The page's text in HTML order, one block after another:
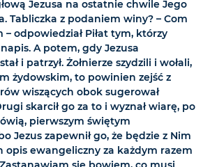
Jezusa na ostatnie chwile Jego
Tabliczka z podaniem winy? – Com
– odpowiedział Piłat tym, którzy
A potem, gdy Jezusa
i patrzył. Żołnierze szydzili i wołali,
żydowskim, to powinien zejść z
wiszących obok sugerował
skarcił go za to i wyznał wiarę, po
pierwszym świętym
Jezus zapewnił go, że będzie z Nim
opis ewangeliczny za każdym razem